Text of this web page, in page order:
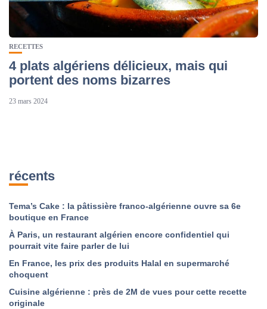
RECETTES
4 plats algériens délicieux, mais qui
portent des noms bizarres
23 mars 2024
récents
Tema’s Cake : la pâtissière franco-algérienne ouvre sa 6e
boutique en France
À Paris, un restaurant algérien encore confidentiel qui
pourrait vite faire parler de lui
En France, les prix des produits Halal en supermarché
choquent
Cuisine algérienne : près de 2M de vues pour cette recette
originale